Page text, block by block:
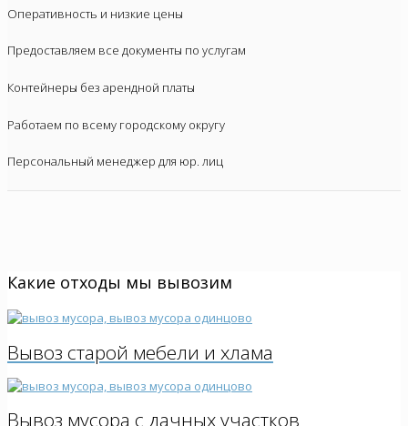
Оперативность и низкие цены
Предоставляем все документы по услугам
Контейнеры без арендной платы
Работаем по всему городскому округу
Персональный менеджер для юр. лиц
Какие отходы мы вывозим
Вывоз старой мебели и хлама
Вывоз мусора с дачных участков